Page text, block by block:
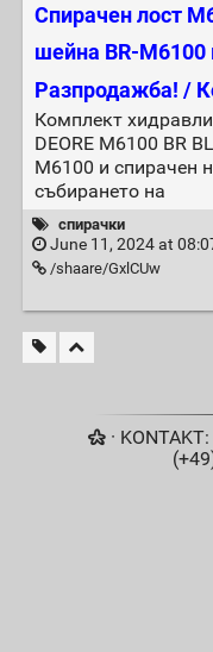
Спирачен лост
шейна BR-M6100
Разпродажба! /
Комплект
DEORE M6100 BR
M6100 и спирачен
събирането на
спирачки
June 11, 2024 at
/shaare/GxlCUw
·